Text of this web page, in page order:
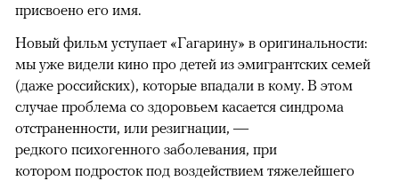
присвоено его имя.
Новый фильм уступает «Гагарину» в оригинальности:
мы уже видели кино про детей из эмигрантских семей
(даже российских), которые впадали в кому. В этом
случае проблема со здоровьем касается синдрома
отстраненности, или резигнации, —
редкого психогенного заболевания, при
котором подросток под воздействием тяжелейшего